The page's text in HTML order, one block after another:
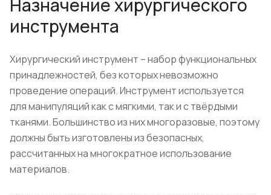
Назначение хирургического
инструмента
Хирургический инструмент – набор функциональных
принадлежностей, без которых невозможно
проведение операций. Инструмент используется
для манипуляций как с мягкими, так и с твёрдыми
тканями. Большинство из них многоразовые, поэтому
должны быть изготовлены из безопасных,
рассчитанных на многократное использование
материалов.